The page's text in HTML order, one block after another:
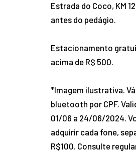
Estrada do Coco, KM
antes do pedágio.
Estacionamento
acima de R$ 500.
*Imagem ilustrativa.
bluetooth por CPF.
01/06 a 24/06/2024.
adquirir cada fone,
R$100. Consulte